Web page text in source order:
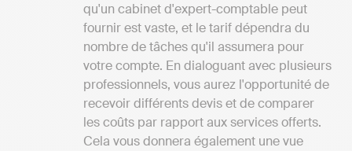
qu'un cabinet d'expert-comptable peut
fournir est vaste, et le tarif dépendra du
nombre de tâches qu'il assumera pour
votre compte. En dialoguant avec plusieurs
professionnels, vous aurez l'opportunité de
recevoir différents devis et de comparer
les coûts par rapport aux services offerts.
Cela vous donnera également une vue